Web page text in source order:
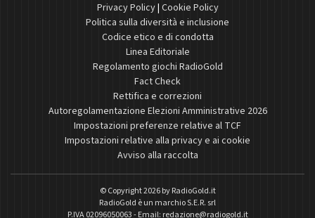
Privacy Policy| Cookie Policy
Politica sulla diversità e inclusione
Codice etico e di condotta
Linea Editoriale
Regolamento giochi RadioGold
Fact Check
Rettifica e correzioni
Autoregolamentazione Elezioni Amministrative 2026
Impostazioni preferenze relative al TCF
Impostazioni relative alla privacy e ai cookie
Avviso alla raccolta
© Copyright 2026 byRadioGold.it
RadioGold è un marchio S.E.R. srl
P.IVA 02096050063 - Email: redazione@radiogold.it